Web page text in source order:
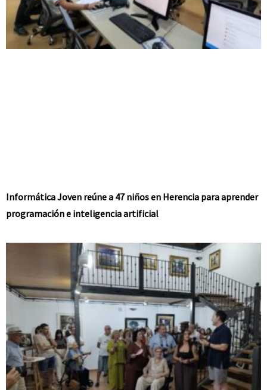
Informática Joven reúne a 47 niños en Herencia para aprender
programación e inteligencia artificial